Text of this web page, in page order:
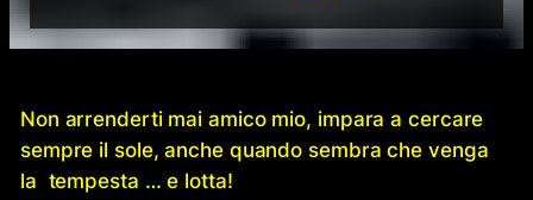
Non arrenderti mai amico mio, impara a cercare
sempre il sole, anche quando sembra che venga
la tempesta … e lotta!